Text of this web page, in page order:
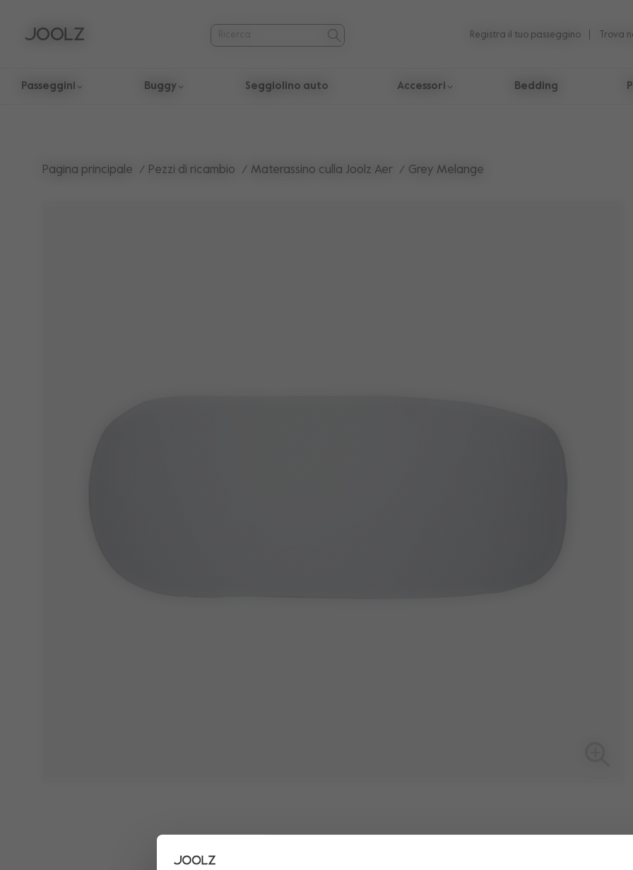
Registra il tuo passeggino Trova
Passeggini Buggy Seggiolino auto Accessori Bedding
Pagina principale Pezzi di ricambio Materassino culla Joolz Aer Grey Melange